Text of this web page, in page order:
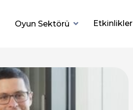
Oyun Sektörü Etkinlikler